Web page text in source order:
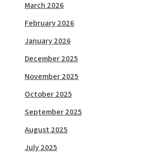
March 2026
February 2026
January 2026
December 2025
November 2025
October 2025
September 2025
August 2025
July 2025